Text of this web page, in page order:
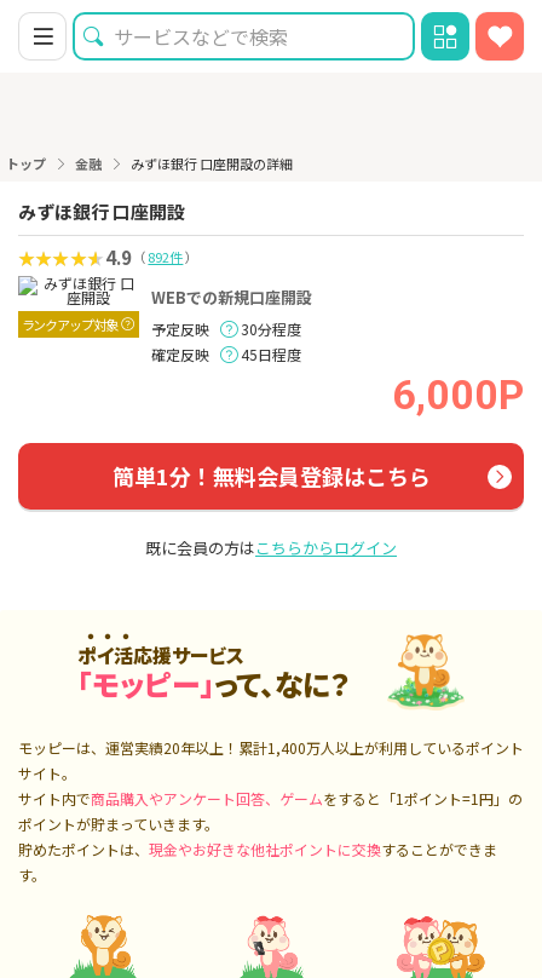
トップ 金融 みずほ銀行 口座開設の詳細
みずほ銀行 口座開設
4.9 （892件）
ランクアップ対象
WEBでの新規口座開設
予定反映
30分程度
確定反映
45日程度
6,000P
簡単1分！無料会員登録はこちら
既に会員の方はこちらからログイン
ポイ活応援サービス
「モッピー」って、なに？
モッピーは、運営実績20年以上！累計1,400万人以上が利用しているポイント
サイト。
サイト内で商品購入やアンケート回答、ゲームをすると「1ポイント=1円」の
ポイントが貯まっていきます。
貯めたポイントは、 現金やお好きな他社ポイントに交換することができま
す。